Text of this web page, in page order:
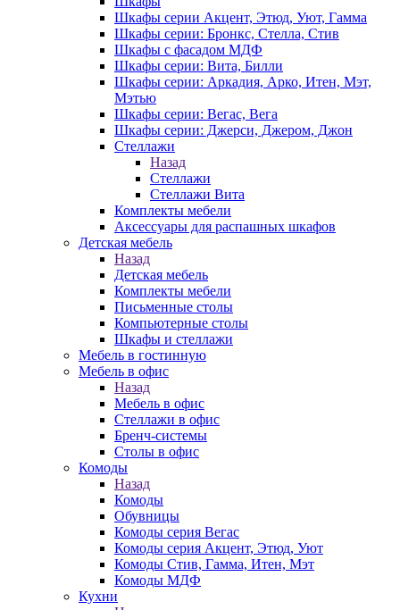
Шкафы серии Акцент, Этюд, Уют, Гамма
Шкафы серии: Бронкс, Стелла, Стив
Шкафы с фасадом МДФ
Шкафы серии: Вита, Билли
Шкафы серии: Аркадия, Арко, Итен, Мэт,
Мэтью
Шкафы серии: Вегас, Вега
Шкафы серии: Джерси, Джером, Джон
Стеллажи
Назад
Стеллажи
Стеллажи Вита
Комплекты мебели
Аксессуары для распашных шкафов
Детская мебель
Назад
Детская мебель
Комплекты мебели
Письменные столы
Компьютерные столы
Шкафы и стеллажи
Мебель в гостинную
Мебель в офис
Назад
Мебель в офис
Стеллажи в офис
Бренч-системы
Столы в офис
Комоды
Назад
Комоды
Обувницы
Комоды серия Вегас
Комоды серия Акцент, Этюд, Уют
Комоды Стив, Гамма, Итен, Мэт
Комоды МДФ
Кухни